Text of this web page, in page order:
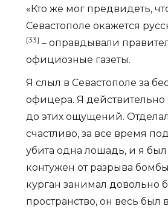
«Кто же мог предвидеть,
Севастополе окажется
[33] – оправдывали
официозные газеты.
Я слыл в Севастополе за
офицера. Я действительно
до этих ощущений.
счастливо, за все время
убита одна лошадь, и я был
контужен от разрыва
курган занимал довольно
пространство, он весь был